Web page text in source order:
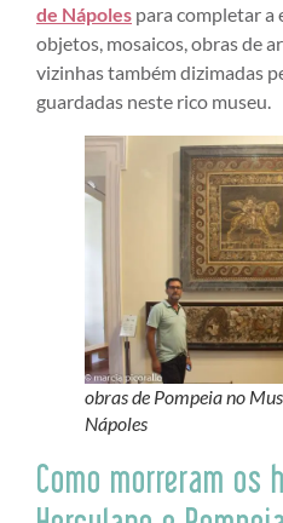
de Nápoles para completar a
objetos, mosaicos, obras de
vizinhas também dizimadas
guardadas neste rico museu.
obras de Pompeia no
Nápoles
Como morreram os